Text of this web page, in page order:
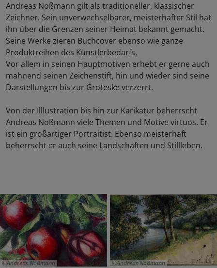
Andreas Noßmann gilt als traditioneller, klassischer
Zeichner. Sein unverwechselbarer, meisterhafter Stil hat
ihn über die Grenzen seiner Heimat bekannt gemacht.
Seine Werke zieren Buchcover ebenso wie ganze
Produktreihen des Künstlerbedarfs.
Vor allem in seinen Hauptmotiven erhebt er gerne auch
mahnend seinen Zeichenstift, hin und wieder sind seine
Darstellungen bis zur Groteske verzerrt.
Von der Illlustration bis hin zur Karikatur beherrscht
Andreas Noßmann viele Themen und Motive virtuos. Er
ist ein großartiger Portraitist. Ebenso meisterhaft
beherrscht er auch seine Landschaften und Stillleben.
Andreas Noßmann Andreas Noßmann